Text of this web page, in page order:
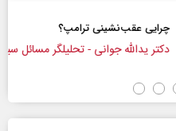
ترامپ؟
- تحلیلگر مسائل سیاسی